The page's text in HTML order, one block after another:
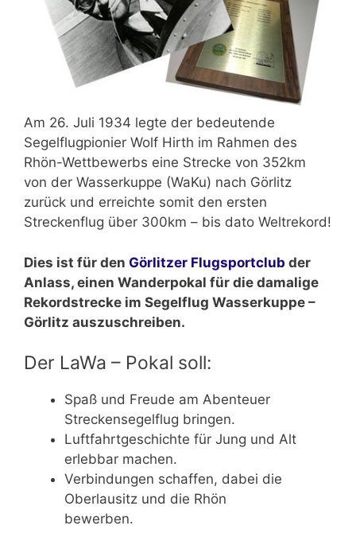
Am 26. Juli 1934 legte der bedeutende
Segelflugpionier Wolf Hirth im Rahmen des
Rhön-Wettbewerbs eine Strecke von 352km
von der Wasserkuppe (WaKu) nach Görlitz
zurück und erreichte somit den ersten
Streckenflug über 300km – bis dato Weltrekord!
Dies ist für den Görlitzer Flugsportclub der
Anlass, einen Wanderpokal für die damalige
Rekordstrecke im Segelflug Wasserkuppe –
Görlitz auszuschreiben.
Der LaWa – Pokal soll:
Spaß und Freude am Abenteuer
Streckensegelflug bringen.
Luftfahrtgeschichte für Jung und Alt
erlebbar machen.
Verbindungen schaffen, dabei die
Oberlausitz und die Rhön
bewerben.